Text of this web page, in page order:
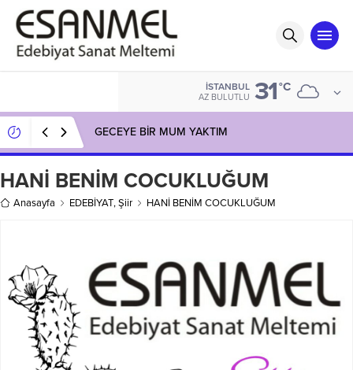
İSTANBUL
AZ BULUTLU 31°C
GECEYE BİR MUM YAKTIM
HANİ BENİM COCUKLUĞUM
Anasayfa EDEBİYAT,Şiir HANİ BENİM COCUKLUĞUM